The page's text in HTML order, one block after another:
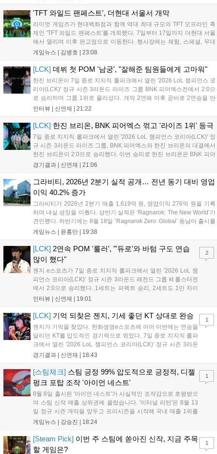
17일까지 이어지는 이번 행사는 신규 세트 체험과 공연 등 다양한 즐길
거리를 제공하며, 이후 현대백화점 판교점에서도 행사가 이어질 예정입
니다. 연말에는 라스베이거스 오픈이 개최됩니다....
'TFT 와일드 팬페스트', 더현대 서울서 개막
라이엇 게임즈가 현대백화점과 함께 역대 최대 규모의 TFT 오프라인 축
제인 'TFT 와일드 팬페스트'를 개최했다. 7일부터 17일까지 더현대 서울
에서 열리며 이후 판교점으로 이동한다. 행사장에는 체험, 스페셜, 무대
존이 마련됐으며 8일 오후 2시 인비테이셔널, 15일 오후 2시 스트리머
다. 사전 예약은 조기 마감될 만큼 큰 인기를 끌고 있다....
게임뉴스 | 김병호 23:08
[LCK] 데뷔 첫 POM '남궁', "잘해준 팀원들에게 고마워"
한진 브리온이 7일 종로 치지직 롤파크에서 열린 '2026 LoL 챔피언스 코
리아(LCK)' 정규 시즌 3라운드 라이즈 그룹 BNK 피어엑스전에서 2:0으
로 승리하며 그룹 1위로 올라섰다. 개막 2연패 이후 곧바로 2연승을 만
들어내면서 이어질 4라운드에 대한 기대감을 올렸다. 다음은 이날 데뷔
인터뷰 | 신연재 21:22
[LCK] 한진 브리온, BNK 피어엑스 꺾고 '라이즈 1위' 등극
7일 종로 치지직 롤파크에서 열린 '2026 LoL 챔피언스 코리아(LCK)' 정
규 시즌 3라운드 라이즈 그룹, BNK 피어엑스와 한진 브리온의 대결에서
한진 브리온이 2:0으로 승리했다. 이번 승리로 한진 브리온은 BNK 피어
엑스를 제치고 라이즈 그룹 1위로 올라섰다. 1세트, 한진 브리온이 '로머'
경기결과 | 신연재 21:06
그라비티, 2026년 2분기 실적 공개… 전년 동기 대비 영업
이익 40.2% 증가
그라비티가 2026년 2분기 매출 1,619억 원, 영업이익 276억 원을 기록
하며 내실 성장을 이뤘다. 상반기 실적은 ‘Ragnarok: The New World’가
견인했다. 하반기에는 8월 18일 ‘Ragnarok Zero: Global’ 동남아 출시를
시작으로 9월 3일 ‘달려라 헤베레케 EX’, 9월 22일 ‘갈바테인’ 등 다양한
이’ 출시가 예정돼 있으며, 2027년에는 ‘Ragnarok 3’ 등 대작을 글로벌
출시할 계획이다. 그라비티는 조인트벤처 설립과 라그나로크 에코 시스
템 구축을 통해 신성장 동력을 확보할 방침이다....
게임뉴스 | 윤홍만 19:38
[LCK] 2연속 POM '룰러', "'듀로'와 바텀 구도 연습
많이 했다"
젠지 e스포츠가 7일 종로 치지직 롤파크에서 열린 '2026 LoL 챔
피언스 코리아(LCK)' 정규 시즌 3라운드 레전드 그룹 kt 롤스터전
에서 2:0으로 승리했다. 1세트는 퍼펙트 승리, 2세트도 1만 차이
를 벌리며 25분 만에 승리하면서 말 그대로 압도적인 경기력을 선
하며 POM에 선정됐...
인터뷰 | 신연재 19:01
2
[LCK] 기억 되찾은 젠지, 기세 좋던 KT 상대로 완승
젠지가 기억을 찾았다. 한화생명e스포츠에 이어 이번에는 연승을
달리던 KT를 압도적인 경기력으로 꺾었다. 7일 종로 치지직 롤파
크에서 열린 '2026 LoL 챔피언스 코리아(LCK)' 정규 시즌 3라운
드 레전드 그룹, kt 롤스터와 젠지 e스포츠의 대결에서 젠지가 압
기억을 되찾기라도 한 듯 1,...
경기결과 | 신연재 18:43
1
[스팀체크] 스팀 긍정 99% 압도적으로 긍정적, 디젤
펑크 포탑 조작 '아이언 네스트'
8월 6일 출시된 '아이언 네스트'가 사실적인 조작감으로 호평받으
며 스팀 신작 매출 상위권에 올랐습니다. '이터널 리턴'은 8월 13
일 정규 시즌 개막을 앞두고 프리시즌을 시작해 국내 매출 1위를
기록했습니다. 25주년을 맞은 '고스트 리콘' 시리즈는 8월 6일 쇼
'마블 투혼: 파이팅 소울즈'와 레트로 수리 시뮬레이션 '리스토
리'도 스팀에 정식 출시되었습니다....
게임뉴스 | 강승진 18:24
1
[Steam Pick] 이번 주 스팀에 쏟아진 신작, 지금 주목
할 게임은?
1